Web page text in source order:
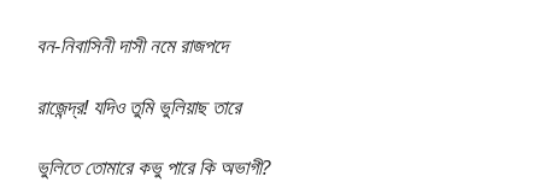
বন-নিবাসিনী দাসী নমে রাজপদে
রাজেন্দ্র! যদিও তুমি ভুলিয়াছ তারে
ভুলিতে তোমারে কভু পারে কি অভাগী?